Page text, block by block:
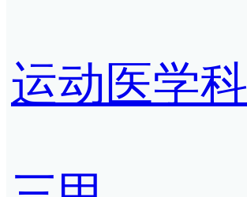
运动医学科